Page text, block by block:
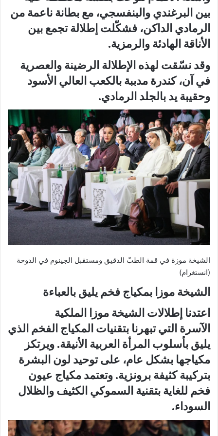
بين البرغندي والبنفسجي، مع بطانة ناعمة من
الرمادي الداكن، فشكّلت إطلالة تجمع بين
الأناقة الهادئة والرمزية.
وقد نسّقت لهذه الإطلالة الرضينة والعصرية
في آن، كندرة مدببة بالكعب العالي الأسود
وحقيبة يد بالجلد الرمادي.
الشيخة موزة في قمة الطبّ الدقيق ومستقبل الجينوم في الدوحة
(انستغرام)
الشيخة موزا بمكياج فخم يليق بالعباءة
اعتدنا إطلالات الشيخة موزا الملكية
الآسرة التي تبهرنا بتقنيات المكياج الفخم الذي
يليق بأسلوب المرأة العربية الأنيقة. ويرتكز
مكياجها بشكل عام، على توحيد لون البشرة
بتركيبة كثيفة برونزية. وتعتمد مكياج عيون
فخم للغاية بتقنية السموكي الكثيف والظلال
السوداء.